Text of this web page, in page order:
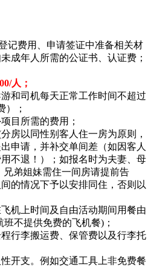
记费用、申请签证中准备相关材
成年人所需的公证书、认证费；
人；
和司机每天正常工作时间不超过
）；
目所需的费用；
房以同性别客人住一房为原则，
申请，并补交单间差（如因客人
不退！）；如报名时为夫妻、母
弟姐妹需住一间房请提前告
的情况下予以安排同住，否则以
机上时间及自由活动期间用餐由
不提供免费的飞机餐)；
行李搬运费、保管费以及行李托
开支。例如交通工具上非免费餐